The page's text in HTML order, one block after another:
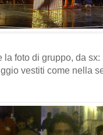
la foto di gruppo, da
vestiti come nella